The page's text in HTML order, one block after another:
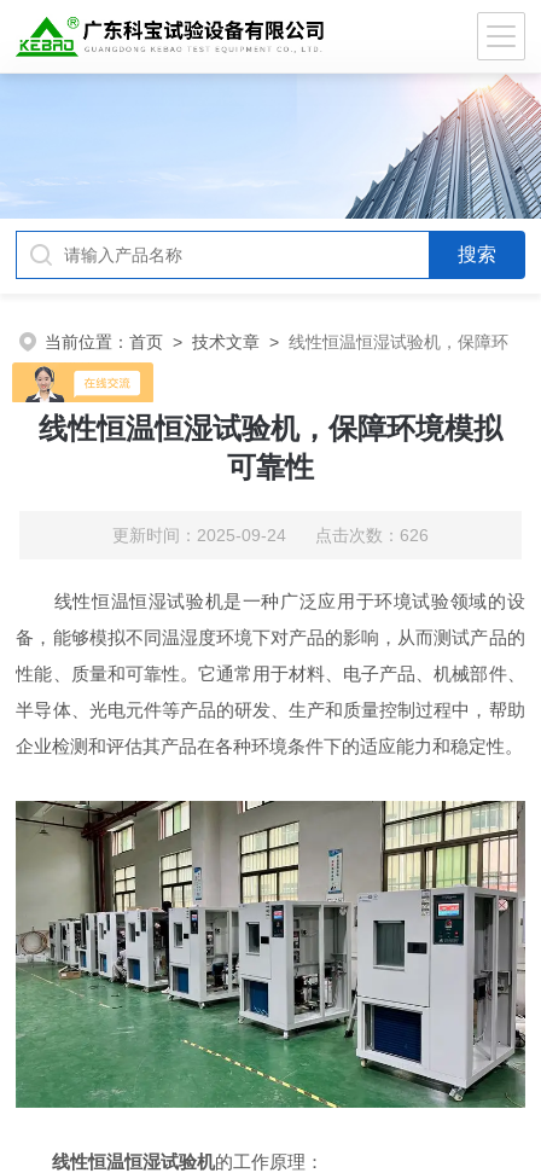
当前位置：首页 >技术文章 >线性恒温恒湿试验机，保障环
境模拟可靠性
线性恒温恒湿试验机，保障环境模拟
可靠性
更新时间：2025-09-24 点击次数：626
线性恒温恒湿试验机是一种广泛应用于环境试验领域的设
备，能够模拟不同温湿度环境下对产品的影响，从而测试产品的
性能、质量和可靠性。它通常用于材料、电子产品、机械部件、
半导体、光电元件等产品的研发、生产和质量控制过程中，帮助
企业检测和评估其产品在各种环境条件下的适应能力和稳定性。
线性恒温恒湿试验机的工作原理：